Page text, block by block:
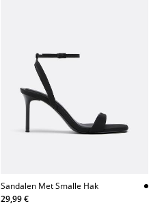
Sandalen Met Smalle Hak
29,99 €